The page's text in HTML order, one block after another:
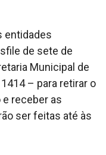
entidades
de sete de
Municipal de
– para retirar o
receber as
ser feitas até às